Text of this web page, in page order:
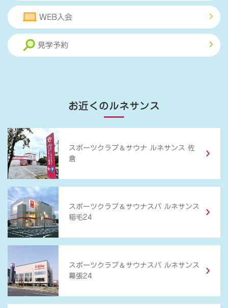
WEB入会
見学予約
お近くのルネサンス
スポーツクラブ ＆ サウナ ルネサンス 佐
倉
スポーツクラブ ＆ サウナスパ ルネサンス
稲毛24
スポーツクラブ ＆ サウナスパ ルネサンス
幕張24